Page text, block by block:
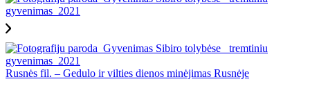
Rusnės fil. – Gedulo ir vilties dienos minėjimas Rusnėje